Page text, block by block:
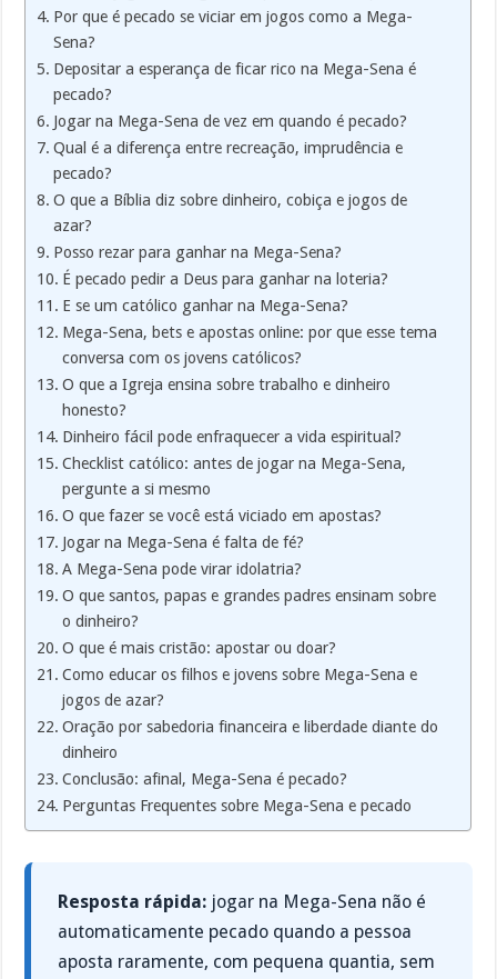
Por que é pecado se viciar em jogos como a Mega-
Sena?
Depositar a esperança de ficar rico na Mega-Sena é
pecado?
Jogar na Mega-Sena de vez em quando é pecado?
Qual é a diferença entre recreação, imprudência e
pecado?
O que a Bíblia diz sobre dinheiro, cobiça e jogos de
azar?
Posso rezar para ganhar na Mega-Sena?
É pecado pedir a Deus para ganhar na loteria?
E se um católico ganhar na Mega-Sena?
Mega-Sena, bets e apostas online: por que esse tema
conversa com os jovens católicos?
O que a Igreja ensina sobre trabalho e dinheiro
honesto?
Dinheiro fácil pode enfraquecer a vida espiritual?
Checklist católico: antes de jogar na Mega-Sena,
pergunte a si mesmo
O que fazer se você está viciado em apostas?
Jogar na Mega-Sena é falta de fé?
A Mega-Sena pode virar idolatria?
O que santos, papas e grandes padres ensinam sobre
o dinheiro?
O que é mais cristão: apostar ou doar?
Como educar os filhos e jovens sobre Mega-Sena e
jogos de azar?
Oração por sabedoria financeira e liberdade diante do
dinheiro
Conclusão: afinal, Mega-Sena é pecado?
Perguntas Frequentes sobre Mega-Sena e pecado
Resposta rápida: jogar na Mega-Sena não é
automaticamente pecado quando a pessoa
aposta raramente, com pequena quantia, sem